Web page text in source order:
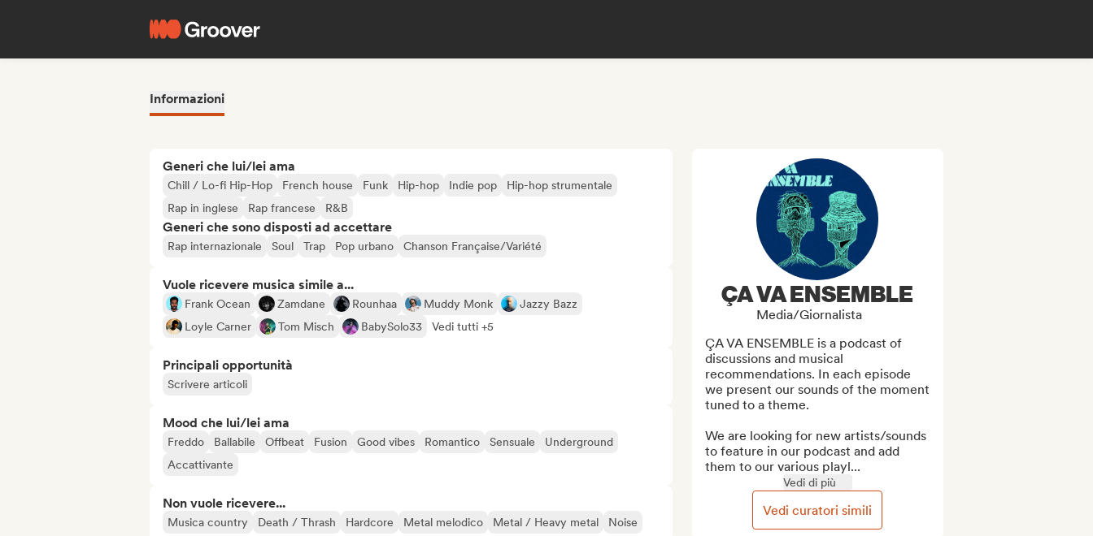
Informazioni
Generi che lui/lei ama
Chill / Lo-fi Hip-Hop French house Funk Hip-hop Indie pop
Hip-hop strumentale
Rap in inglese
Rap francese R&B
Generi che sono disposti ad accettare
Rap internazionale Soul Trap Pop urbano Chanson Française/Variété
Vuole ricevere musica simile a...
Frank Ocean Zamdane Rounhaa Muddy Monk
Jazzy Bazz
Loyle Carner
Tom Misch BabySolo33 Vedi tutti +5
Principali opportunità
Scrivere articoli
Mood che lui/lei ama
Freddo Ballabile Offbeat Fusion Good vibes Romantico Sensuale
Underground
Accattivante
Non vuole ricevere...
Musica country Death / Thrash Hardcore Metal melodico Metal / Heavy metal Noise
ÇA VA ENSEMBLE
Media/Giornalista
ÇA VA ENSEMBLE is a podcast of
discussions and musical
recommendations. In each episode
we present our sounds of the moment
tuned to a theme.
We are looking for new artists/sounds
to feature in our podcast and add
them to our various playl...
Vedi di più
Vedi curatori simili